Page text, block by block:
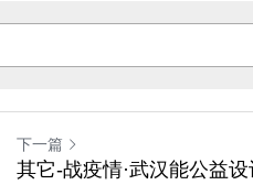
下一篇
其它-战疫情·武汉能公益设